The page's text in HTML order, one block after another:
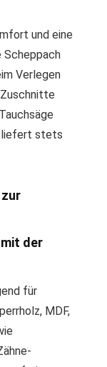
und eine
Verlegen
liefert stets
der
für
MDF,